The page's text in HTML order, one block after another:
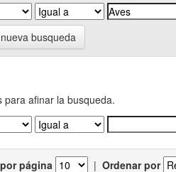
busqueda
para afinar la busqueda.
página | Ordenar por